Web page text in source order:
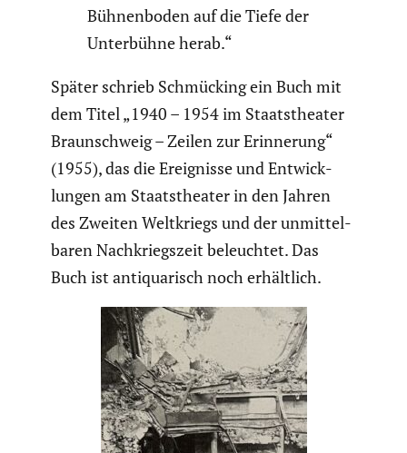
Bühnen­boden auf die Tiefe der
Unter­bühne herab.“
Später schrieb Schmücking ein Buch mit
dem Titel „1940 – 1954 im Staats­theater
Braun­schweig – Zeilen zur Erinne­rung“
(1955), das die Ereig­nisse und Entwick­
lungen am Staats­theater in den Jahren
des Zweiten Weltkriegs und der unmit­tel­
baren Nachkriegs­zeit beleuchtet. Das
Buch ist antiqua­risch noch erhält­lich.